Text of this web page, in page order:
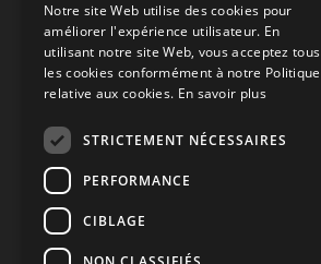
Notre site Web utilise des cookies pour
améliorer l'expérience utilisateur. En
utilisant notre site Web, vous acceptez tous
les cookies conformément à notre Politique
relative aux cookies. En savoir plus
STRICTEMENT NÉCESSAIRES
PERFORMANCE
CIBLAGE